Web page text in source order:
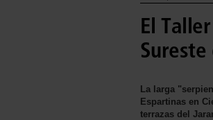
El
La larga
Espartinas en
terrazas del